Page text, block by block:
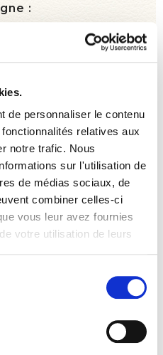
de personnaliser le contenu
relatives aux
notre trafic. Nous
sur l'utilisation de
de médias sociaux, de
combiner celles-ci
vous leur avez fournies
votre utilisation de leurs
:
délestage
3 semaines
% en fûts de